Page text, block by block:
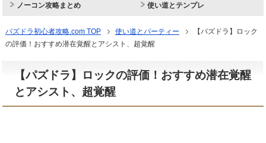
ノーコン攻略まとめ 使い道とテンプレ
パズドラ初心者攻略.com TOP 使い道とパーティー
【パズドラ】ロック
の評価！おすすめ潜在覚醒とアシスト、超覚醒
【パズドラ】ロックの評価！おすすめ潜在覚醒
とアシスト、超覚醒